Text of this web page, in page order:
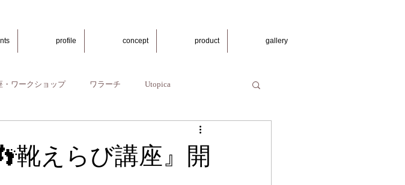
profile concept product gallery
・ワークショップ ワラーチ Utopica
靴えらび講座』開